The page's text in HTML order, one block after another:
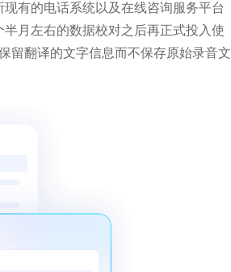
有的电话系统以及在线咨询服务平台
月左右的数据校对之后再正式投入使
留翻译的文字信息而不保存原始录音文